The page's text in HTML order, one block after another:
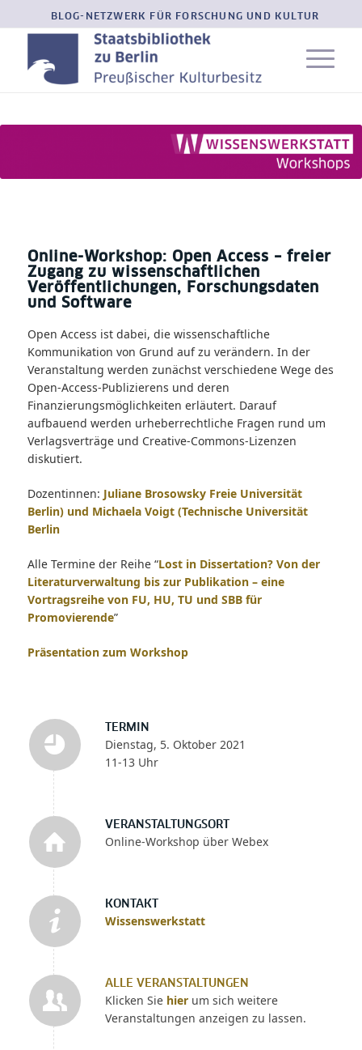
BLOG-NETZWERK FÜR FORSCHUNG UND KULTUR
TERMIN
Dienstag, 5. Oktober 2021
11-13 Uhr
VERANSTALTUNGSORT
Online-Workshop über Webex
KONTAKT
Wissenswerkstatt
ALLE VERANSTALTUNGEN
Klicken Sie hierum sich weitere
Veranstaltungen anzeigen zu lassen.
Online-Workshop: Open Access – freier
Zugang zu wissenschaftlichen
Veröffentlichungen, Forschungsdaten
und Software
Open Access ist dabei, die wissenschaftliche
Kommunikation von Grund auf zu verändern. In der
Veranstaltung werden zunächst verschiedene Wege des
Open-Access-Publizierens und deren
Finanzierungsmöglichkeiten erläutert. Darauf
aufbauend werden urheberrechtliche Fragen rund um
Verlagsverträge und Creative-Commons-Lizenzen
diskutiert.
Dozentinnen: Juliane Brosowsky Freie Universität
Berlin) und Michaela Voigt (Technische Universität
Berlin
Alle Termine der Reihe “Lost in Dissertation? Von der
Literaturverwaltung bis zur Publikation – eine
Vortragsreihe von FU, HU, TU und SBB für
Promovierende”
Präsentation zum Workshop